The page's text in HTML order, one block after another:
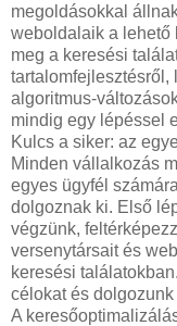
megoldásokkal
weboldalaik a lehető
meg a keresési
tartalomfejlesztésről,
algoritmus-
mindig egy lépéssel
Kulcs a siker: az
Minden vállalkozás
egyes ügyfél
dolgoznak ki. Első
végzünk,
versenytársait és
keresési
célokat és
A